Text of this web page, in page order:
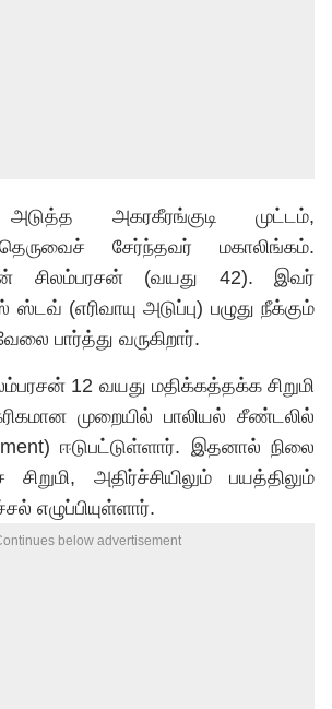
அடுத்த அகரகீரங்குடி முட்டம்,
சேர்ந்தவர் மகாலிங்கம்.
சிலம்பரசன் (வயது 42). இவர்
ஸ்டவ் (எரிவாயு அடுப்பு) பழுது நீக்கும்
பார்த்து வருகிறார்.
12 வயது மதிக்கத்தக்க சிறுமி
முறையில் பாலியல் சீண்டலில்
ஈடுபட்டுள்ளார். இதனால் நிலை
அதிர்ச்சியிலும் பயத்திலும்
எழுப்பியுள்ளார்.
below advertisement